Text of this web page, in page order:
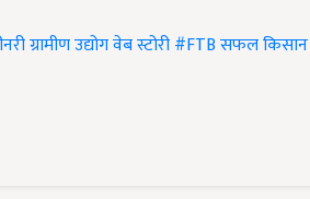
ग्रामीण उद्योगवेब स्टोरी#FTBसफल किसान